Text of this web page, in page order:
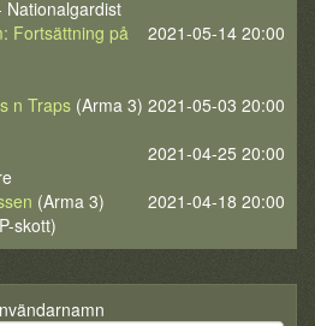
Nationalgardist
2021-05-14 20:00
Fortsättning på
2021-05-03 20:00
n Traps (Arma 3)
2021-04-25 20:00
2021-04-18 20:00
(Arma 3)
skott)